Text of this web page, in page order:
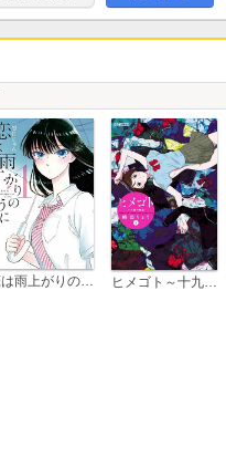
恋は雨上がりのように